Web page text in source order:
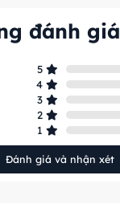
đánh giá
5
4
3
2
1
Đánh giá và nhận xét